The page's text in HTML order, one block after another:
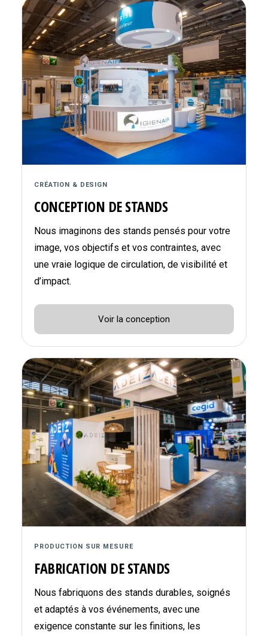
CRÉATION & DESIGN
CONCEPTION DE STANDS
Nous imaginons des stands pensés pour votre
image, vos objectifs et vos contraintes, avec
une vraie logique de circulation, de visibilité et
d’impact.
Voir la conception
PRODUCTION SUR MESURE
FABRICATION DE STANDS
Nous fabriquons des stands durables, soignés
et adaptés à vos événements, avec une
exigence constante sur les finitions, les